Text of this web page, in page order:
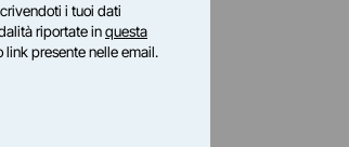
i tuoi dati
riportate inquesta
link presente nelle email.